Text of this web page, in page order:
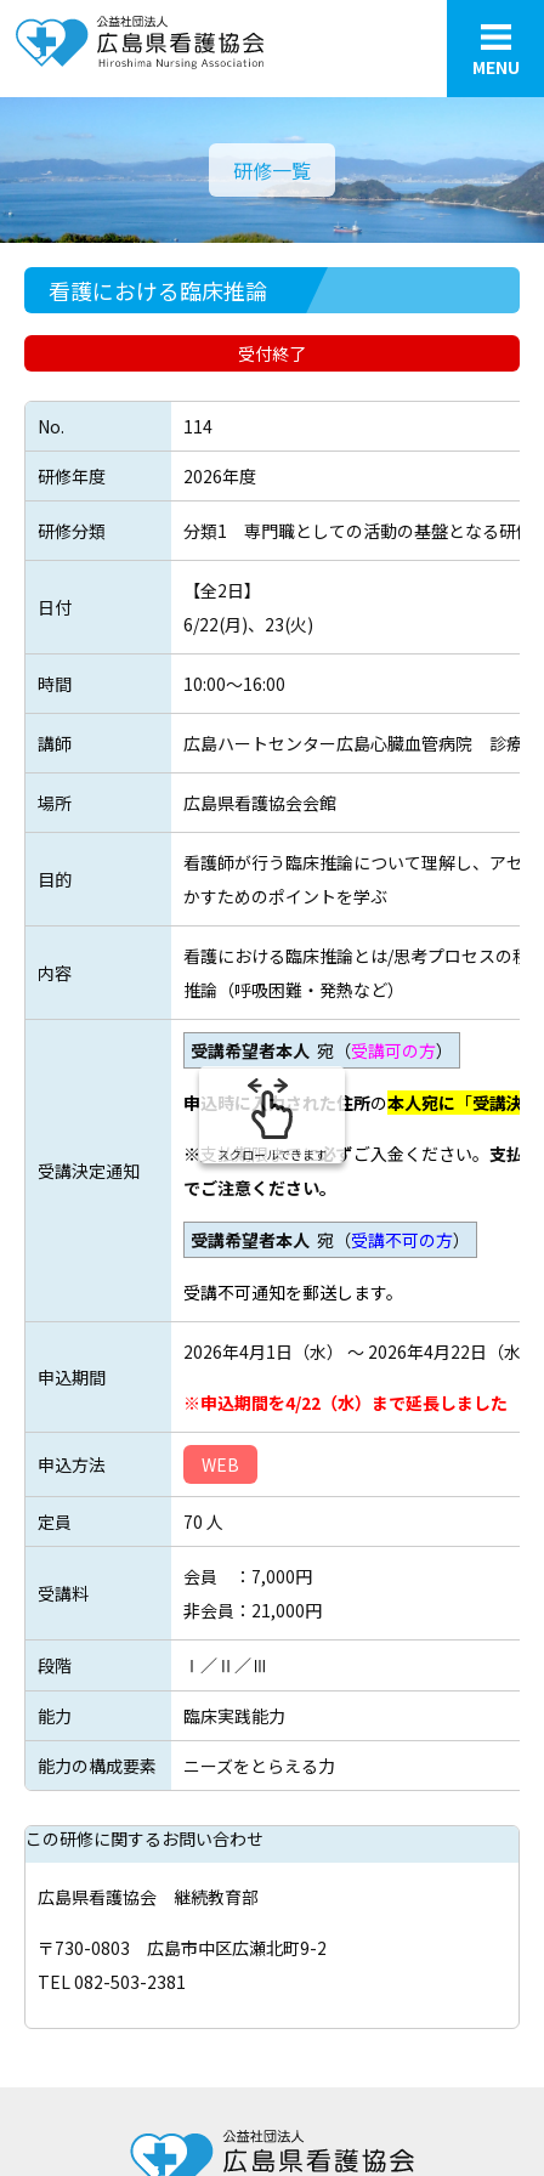
MENU
研修一覧
看護における臨床推論
受付終了
No. 114
研修年度 2026年度
研修分類 分類1 専門職としての活動の基盤となる研修
日付
【全2日】
6/22(月)、23(火)
時間 10:00～16:00
講師 広島ハートセンター広島心臓血管病院 診療
場所 広島県看護協会会館
目的
看護師が行う臨床推論について理解し、アセ
かすためのポイントを学ぶ
内容
看護における臨床推論とは/思考プロセスの種
推論（呼吸困難・発熱など）
受講決定通知
受講希望者本人 宛（受講可の方）
申込時に入力された住所の本人宛に 「受講決
※支払期限までに必ずご入金ください。 支払
でご注意ください。
受講希望者本人 宛（受講不可の方）
受講不可通知を郵送します。
申込期間
2026年4月1日（水） ～ 2026年4月22日（水）
※申込期間を4/22（水）まで延長しました
申込方法 WEB
定員 70 人
受講料
会員 ：7,000円
非会員：21,000円
段階 Ⅰ／Ⅱ／Ⅲ
能力 臨床実践能力
能力の構成要素 ニーズをとらえる力
スクロールできます
この研修に関するお問い合わせ
広島県看護協会 継続教育部
〒730-0803 広島市中区広瀬北町9-2
TEL 082-503-2381